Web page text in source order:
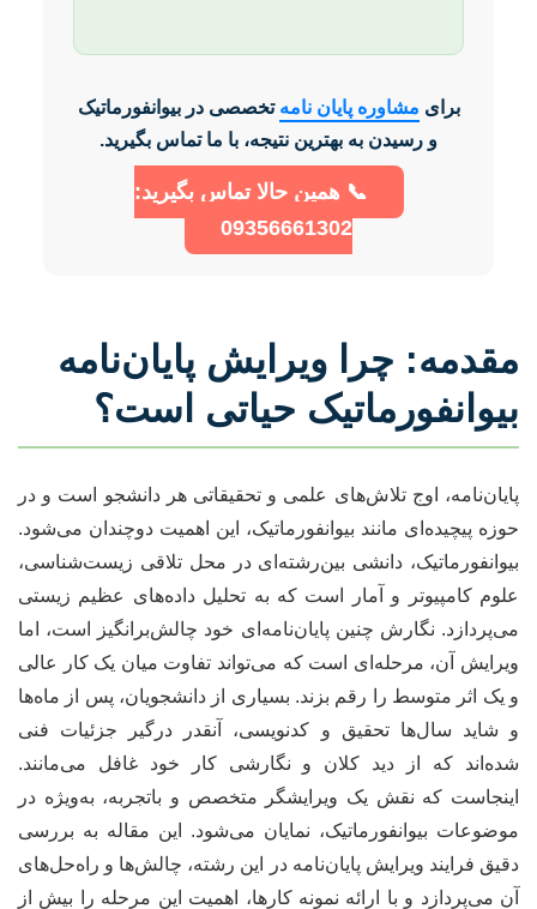
برای مشاوره پایان نامه تخصصی در بیوانفورماتیک
و رسیدن به بهترین نتیجه، با ما تماس بگیرید.
📞 همین حالا تماس بگیرید:
09356661302
مقدمه: چرا ویرایش پایان‌نامه
بیوانفورماتیک حیاتی است؟
پایان‌نامه، اوج تلاش‌های علمی و تحقیقاتی هر دانشجو است و در
حوزه پیچیده‌ای مانند بیوانفورماتیک، این اهمیت دوچندان می‌شود.
بیوانفورماتیک، دانشی بین‌رشته‌ای در محل تلاقی زیست‌شناسی،
علوم کامپیوتر و آمار است که به تحلیل داده‌های عظیم زیستی
می‌پردازد. نگارش چنین پایان‌نامه‌ای خود چالش‌برانگیز است، اما
ویرایش آن، مرحله‌ای است که می‌تواند تفاوت میان یک کار عالی
و یک اثر متوسط را رقم بزند. بسیاری از دانشجویان، پس از ماه‌ها
و شاید سال‌ها تحقیق و کدنویسی، آنقدر درگیر جزئیات فنی
شده‌اند که از دید کلان و نگارشی کار خود غافل می‌مانند.
اینجاست که نقش یک ویرایشگر متخصص و باتجربه، به‌ویژه در
موضوعات بیوانفورماتیک، نمایان می‌شود. این مقاله به بررسی
دقیق فرایند ویرایش پایان‌نامه در این رشته، چالش‌ها و راه‌حل‌های
آن می‌پردازد و با ارائه نمونه کارها، اهمیت این مرحله را بیش از